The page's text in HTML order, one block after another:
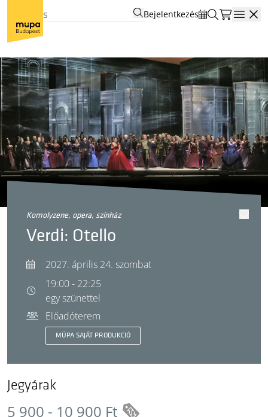
Bejelentkezés
komolyzene, opera, színház
Verdi: Otello
2027. április 24. szombat
19:00 - 22:25
egy szünettel
Előadóterem
MÜPA SAJÁT PRODUKCIÓ
Jegyárak
5 900 - 10 900 Ft